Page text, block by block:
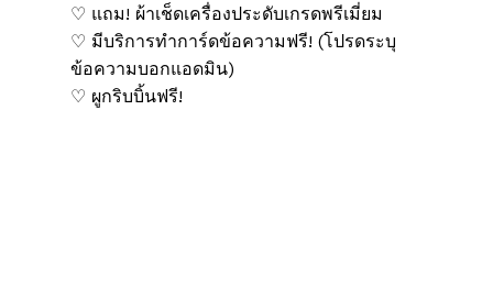
♡ แถม! ผ้าเช็ดเครื่องประดับเกรดพรีเมี่ยม
♡ มีบริการทำการ์ดข้อความฟรี! (โปรดระบุ
ข้อความบอกแอดมิน)
♡ ผูกริบบิ้นฟรี!